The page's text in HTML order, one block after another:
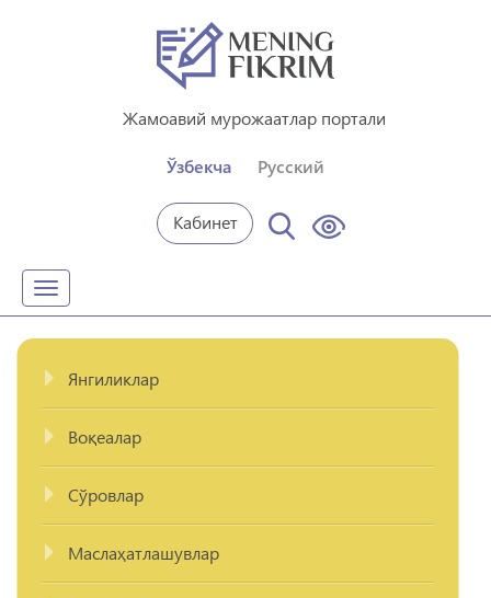
Жамоавий мурожаатлар портали
Ўзбекча Русский
Кабинет
Toggle
navigation
Янгиликлар
Воқеалар
Сўровлар
Маслаҳатлашувлар